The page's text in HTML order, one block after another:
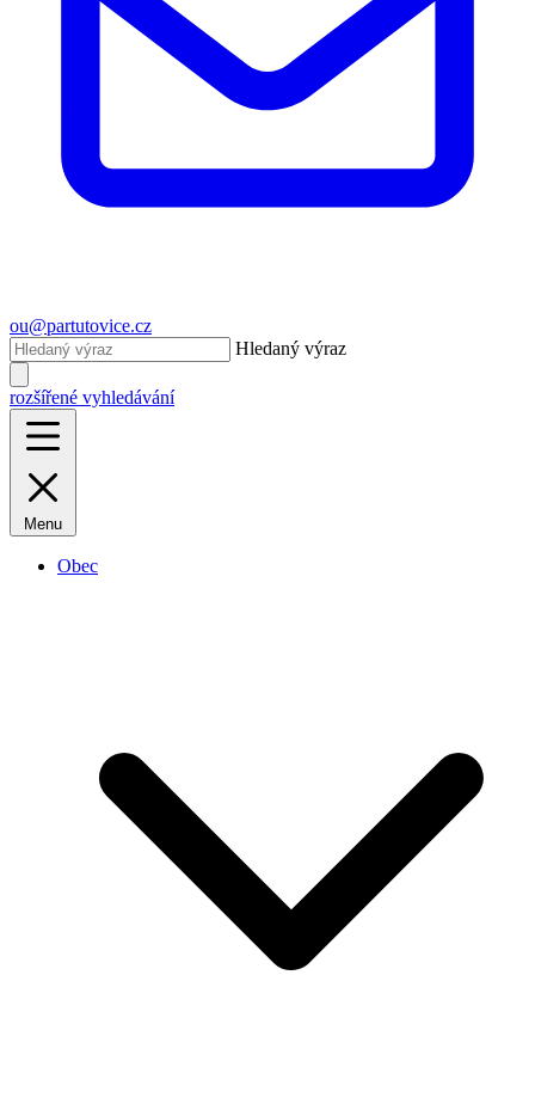
ou@partutovice.cz
Hledaný výraz
rozšířené vyhledávání
Menu
Obec